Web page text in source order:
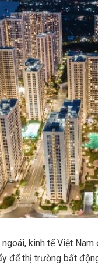
kinh tế Việt
để thị trường bất